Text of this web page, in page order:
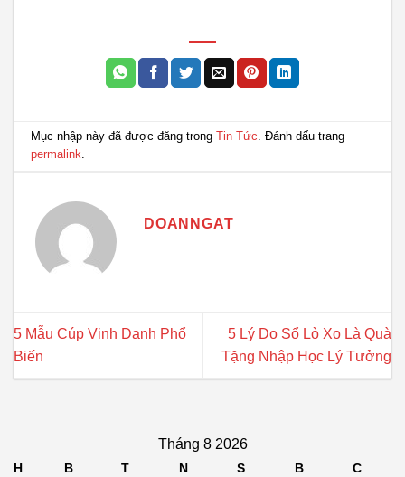
Mục nhập này đã được đăng trongTin Tức. Đánh dấu trang
permalink.
DOANNGAT
5 Mẫu Cúp Vinh Danh Phổ
Biến
5 Lý Do Sổ Lò Xo Là Quà
Tặng Nhập Học Lý Tưởng
Tháng 8 2026
H B T N S B
C